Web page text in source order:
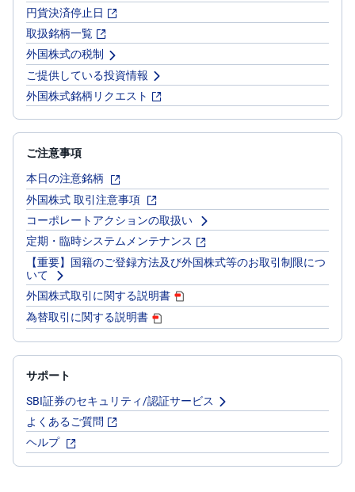
円貨決済停止日
取扱銘柄一覧
外国株式の税制
ご提供している投資情報
外国株式銘柄リクエスト
ご注意事項
本日の注意銘柄
外国株式 取引注意事項
コーポレートアクションの取扱い
定期・臨時システムメンテナンス
【重要】国籍のご登録方法及び外国株式等のお取引制限につ
いて
外国株式取引に関する説明書
為替取引に関する説明書
サポート
SBI証券のセキュリティ/認証サービス
よくあるご質問
ヘルプ